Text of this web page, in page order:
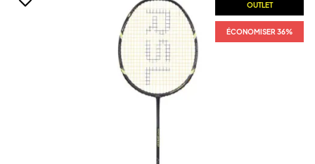
OUTLET
ÉCONOMISER 36%